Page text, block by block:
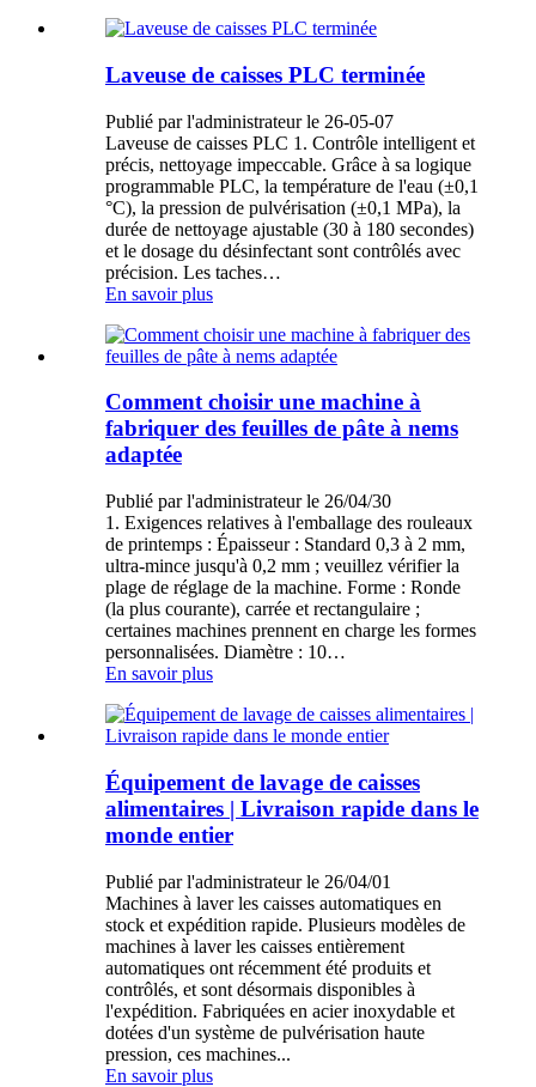
Laveuse de caisses PLC terminée
Publié par l'administrateur le 26-05-07
Laveuse de caisses PLC 1. Contrôle intelligent et
précis, nettoyage impeccable. Grâce à sa logique
programmable PLC, la température de l'eau (±0,1
°C), la pression de pulvérisation (±0,1 MPa), la
durée de nettoyage ajustable (30 à 180 secondes)
et le dosage du désinfectant sont contrôlés avec
précision. Les taches…
En savoir plus
Comment choisir une machine à
fabriquer des feuilles de pâte à nems
adaptée
Publié par l'administrateur le 26/04/30
1. Exigences relatives à l'emballage des rouleaux
de printemps : Épaisseur : Standard 0,3 à 2 mm,
ultra-mince jusqu'à 0,2 mm ; veuillez vérifier la
plage de réglage de la machine. Forme : Ronde
(la plus courante), carrée et rectangulaire ;
certaines machines prennent en charge les formes
personnalisées. Diamètre : 10…
En savoir plus
Équipement de lavage de caisses
alimentaires | Livraison rapide dans le
monde entier
Publié par l'administrateur le 26/04/01
Machines à laver les caisses automatiques en
stock et expédition rapide. Plusieurs modèles de
machines à laver les caisses entièrement
automatiques ont récemment été produits et
contrôlés, et sont désormais disponibles à
l'expédition. Fabriquées en acier inoxydable et
dotées d'un système de pulvérisation haute
pression, ces machines...
En savoir plus